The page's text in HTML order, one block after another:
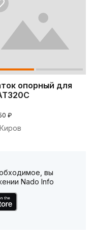
опорный для
₽
Киров
вы
Nado Info